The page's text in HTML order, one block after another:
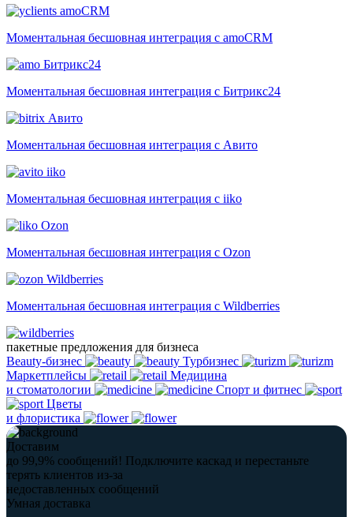
amoCRM
Моментальная бесшовная интеграция с amoCRM
Битрикс24
Моментальная бесшовная интеграция с Битрикс24
Авито
Моментальная бесшовная интеграция с Авито
iiko
Моментальная бесшовная интеграция с iiko
Ozon
Моментальная бесшовная интеграция с Ozon
Wildberries
Моментальная бесшовная интеграция с Wildberries
пакетные предложения для бизнеса
Beauty-бизнес
Турбизнес
Маркетплейсы
Медицина
и стоматологии
Спорт и фитнес
Цветы
и флористика
Доставим
до 99,9% сообщений! Подключите каскад и перестаньте
терять клиентов из-за
недоставленных сообщений
Умная доставка